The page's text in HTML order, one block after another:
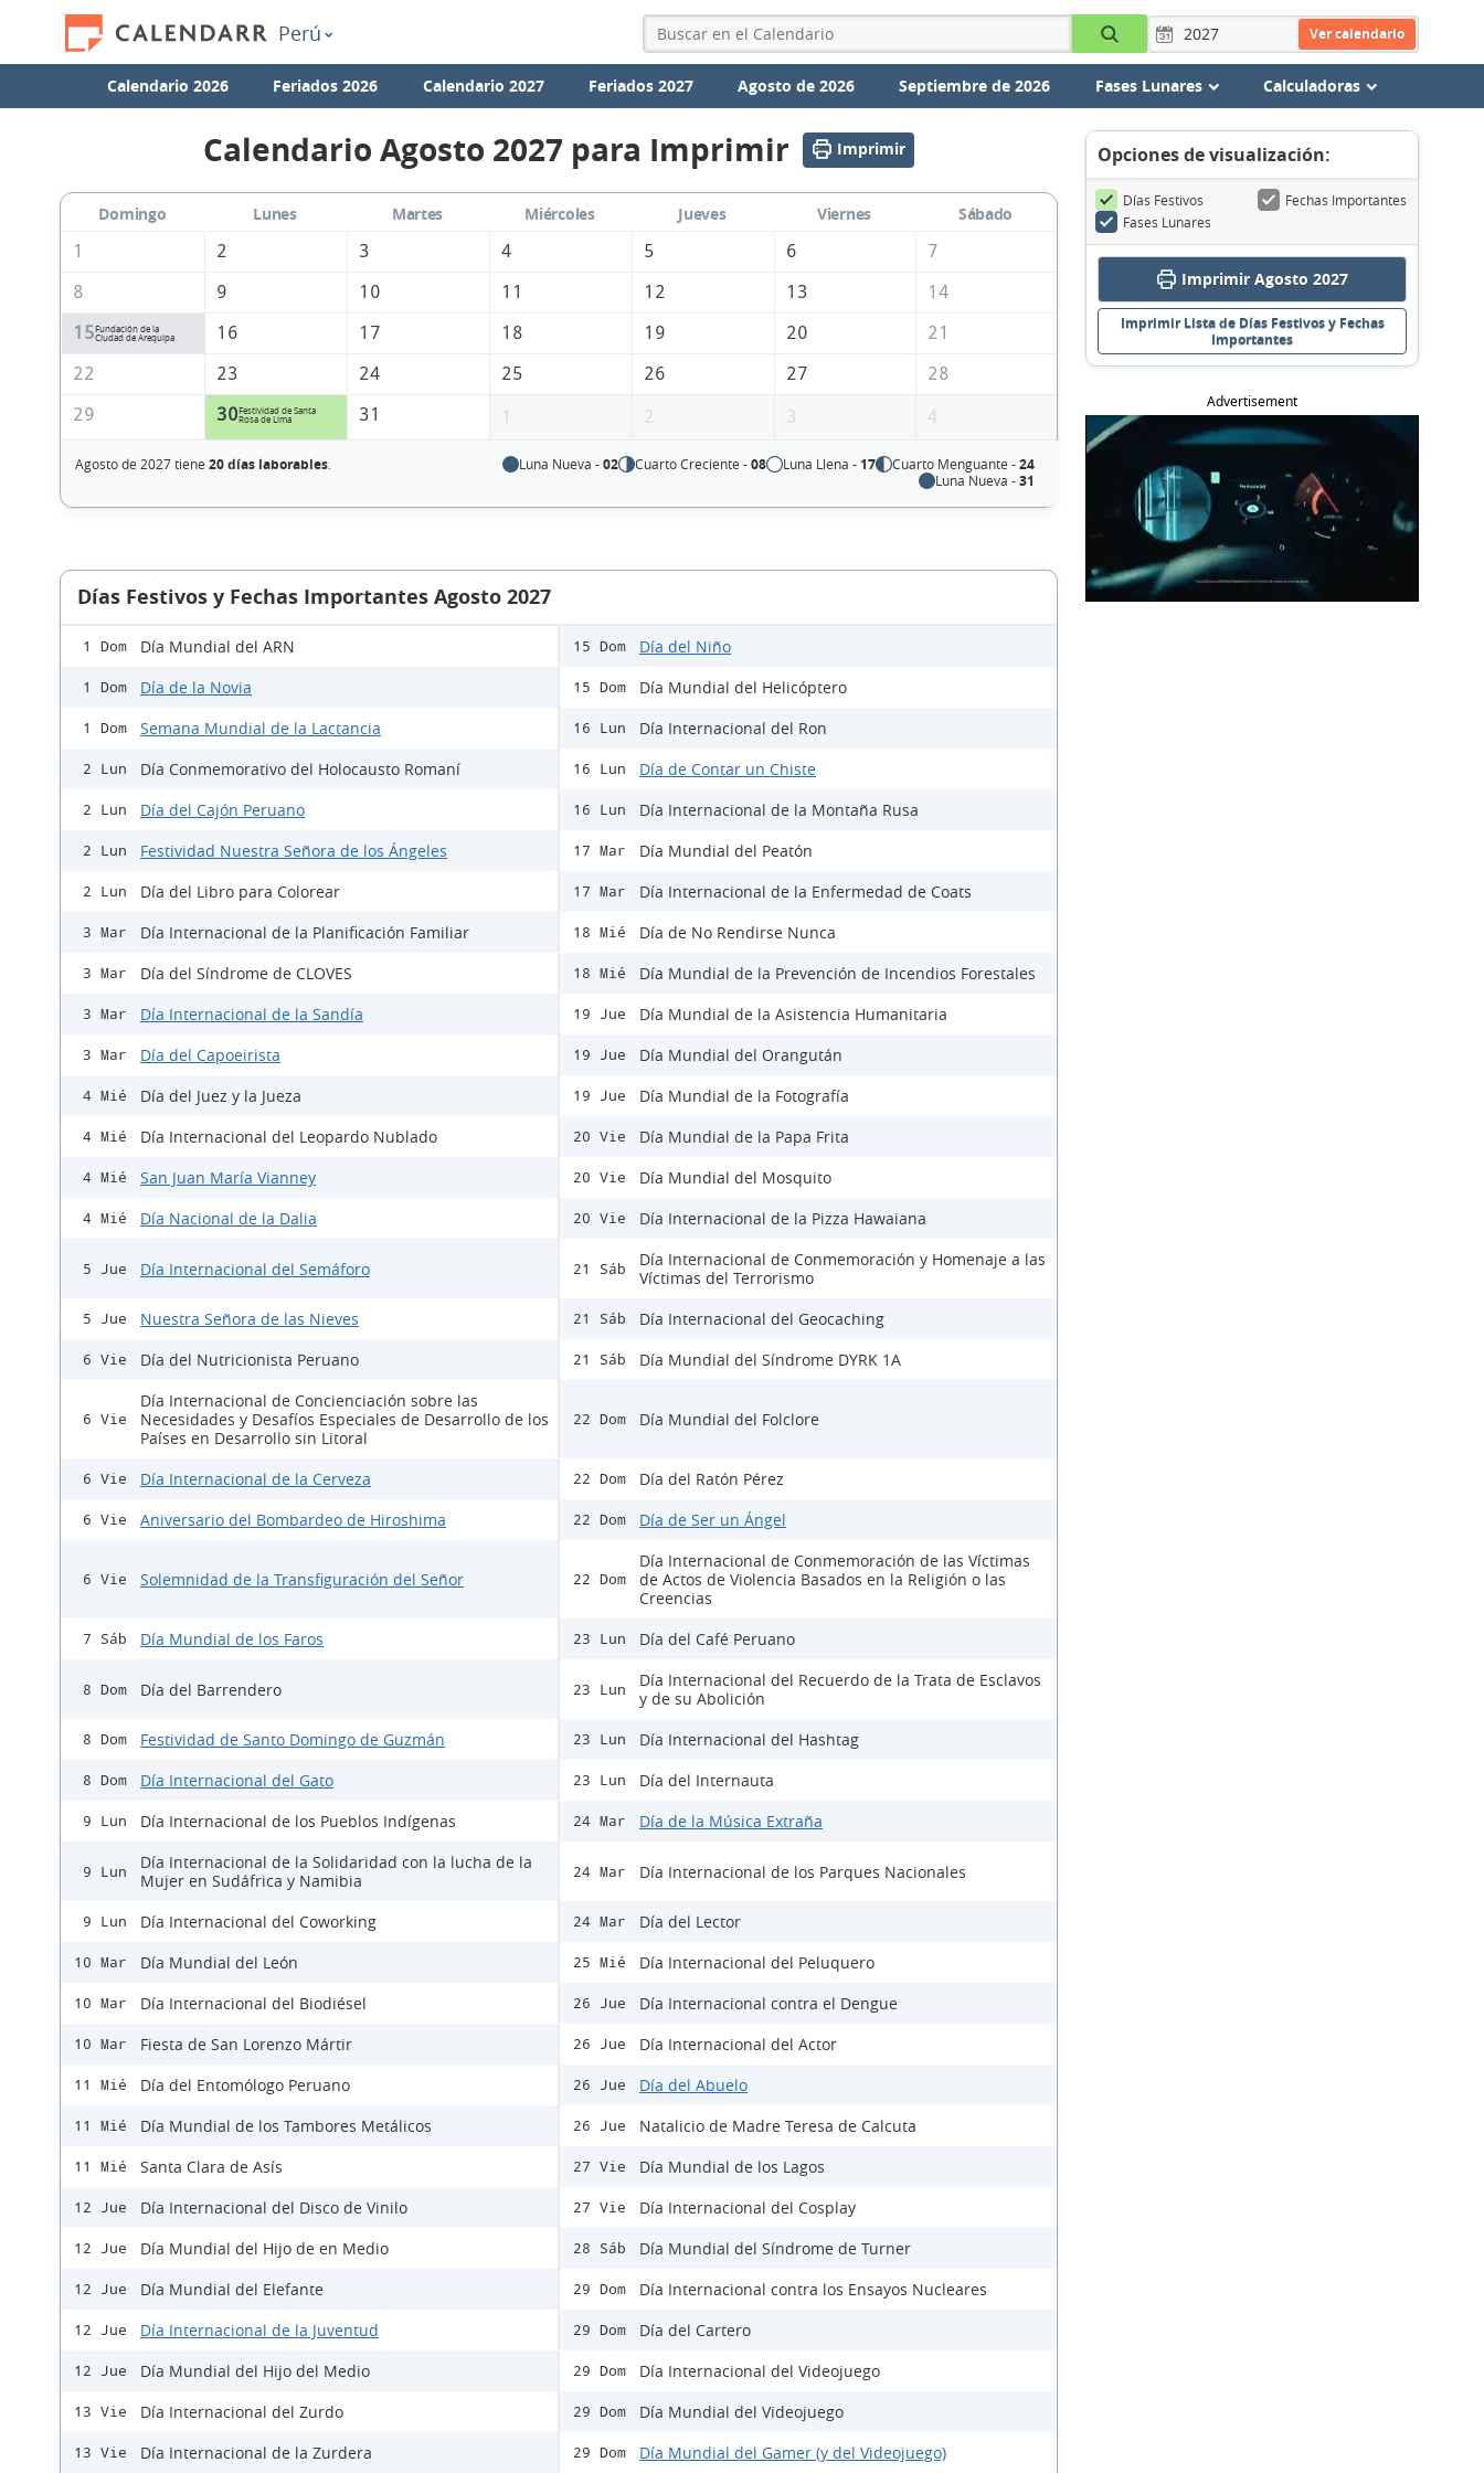
Perú Ver calendario
Calendario 2026 Feriados 2026 Calendario 2027 Feriados 2027 Agosto de 2026 Septiembre de 2026 Fases Lunares Calculadoras
Calendario Agosto 2027 para Imprimir Imprimir
Domingo Lunes Martes Miércoles Jueves Viernes
Sábado
1
2 3 4 5 6
7
8
9 10 11 12 13
14
15Fundación de la
Ciudad de Arequipa
16 17 18 19 20
21
22
23 24 25 26 27
28
29
30Festividad de Santa
Rosa de Lima
31 1 2 3 4
Agosto de 2027 tiene 20 días laborables. Luna Nueva -02 Cuarto Creciente -08 Luna Llena - 17 Cuarto Menguante -24
Luna Nueva -31
Días Festivos y Fechas Importantes Agosto 2027
1 Dom Día Mundial del ARN
1 Dom Día de la Novia
1 Dom Semana Mundial de la Lactancia
2 Lun Día Conmemorativo del Holocausto Romaní
2 Lun Día del Cajón Peruano
2 Lun Festividad Nuestra Señora de los Ángeles
2 Lun Día del Libro para Colorear
3 Mar Día Internacional de la Planificación Familiar
3 Mar Día del Síndrome de CLOVES
3 Mar Día Internacional de la Sandía
3 Mar Día del Capoeirista
4 Mié Día del Juez y la Jueza
4 Mié Día Internacional del Leopardo Nublado
4 Mié San Juan María Vianney
4 Mié Día Nacional de la Dalia
5 Jue Día Internacional del Semáforo
5 Jue Nuestra Señora de las Nieves
6 Vie Día del Nutricionista Peruano
6 Vie
Día Internacional de Concienciación sobre las
Necesidades y Desafíos Especiales de Desarrollo de los
Países en Desarrollo sin Litoral
6 Vie Día Internacional de la Cerveza
6 Vie Aniversario del Bombardeo de Hiroshima
6 Vie Solemnidad de la Transfiguración del Señor
7 Sáb Día Mundial de los Faros
8 Dom Día del Barrendero
8 Dom Festividad de Santo Domingo de Guzmán
8 Dom Día Internacional del Gato
9 Lun Día Internacional de los Pueblos Indígenas
9 Lun
Día Internacional de la Solidaridad con la lucha de la
Mujer en Sudáfrica y Namibia
9 Lun Día Internacional del Coworking
10 Mar Día Mundial del León
10 Mar Día Internacional del Biodiésel
10 Mar Fiesta de San Lorenzo Mártir
11 Mié Día del Entomólogo Peruano
11 Mié Día Mundial de los Tambores Metálicos
11 Mié Santa Clara de Asís
12 Jue Día Internacional del Disco de Vinilo
12 Jue Día Mundial del Hijo de en Medio
12 Jue Día Mundial del Elefante
12 Jue Día Internacional de la Juventud
12 Jue Día Mundial del Hijo del Medio
13 Vie Día Internacional del Zurdo
13 Vie Día Internacional de la Zurdera
15 Dom Día del Niño
15 Dom Día Mundial del Helicóptero
16 Lun Día Internacional del Ron
16 Lun Día de Contar un Chiste
16 Lun Día Internacional de la Montaña Rusa
17 Mar Día Mundial del Peatón
17 Mar Día Internacional de la Enfermedad de Coats
18 Mié Día de No Rendirse Nunca
18 Mié Día Mundial de la Prevención de Incendios Forestales
19 Jue Día Mundial de la Asistencia Humanitaria
19 Jue Día Mundial del Orangután
19 Jue Día Mundial de la Fotografía
20 Vie Día Mundial de la Papa Frita
20 Vie Día Mundial del Mosquito
20 Vie Día Internacional de la Pizza Hawaiana
21 Sáb
Día Internacional de Conmemoración y Homenaje a las
Víctimas del Terrorismo
21 Sáb Día Internacional del Geocaching
21 Sáb Día Mundial del Síndrome DYRK 1A
22 Dom Día Mundial del Folclore
22 Dom Día del Ratón Pérez
22 Dom Día de Ser un Ángel
22 Dom
Día Internacional de Conmemoración de las Víctimas
de Actos de Violencia Basados en la Religión o las
Creencias
23 Lun Día del Café Peruano
23 Lun
Día Internacional del Recuerdo de la Trata de Esclavos
y de su Abolición
23 Lun Día Internacional del Hashtag
23 Lun Día del Internauta
24 Mar Día de la Música Extraña
24 Mar Día Internacional de los Parques Nacionales
24 Mar Día del Lector
25 Mié Día Internacional del Peluquero
26 Jue Día Internacional contra el Dengue
26 Jue Día Internacional del Actor
26 Jue Día del Abuelo
26 Jue Natalicio de Madre Teresa de Calcuta
27 Vie Día Mundial de los Lagos
27 Vie Día Internacional del Cosplay
28 Sáb Día Mundial del Síndrome de Turner
29 Dom Día Internacional contra los Ensayos Nucleares
29 Dom Día del Cartero
29 Dom Día Internacional del Videojuego
29 Dom Día Mundial del Videojuego
29 Dom Día Mundial del Gamer (y del Videojuego)
Opciones de visualización:
Días Festivos
Fechas Importantes
Fases Lunares
Imprimir Agosto 2027
Imprimir Lista de Días Festivos y Fechas
Importantes
Advertisement